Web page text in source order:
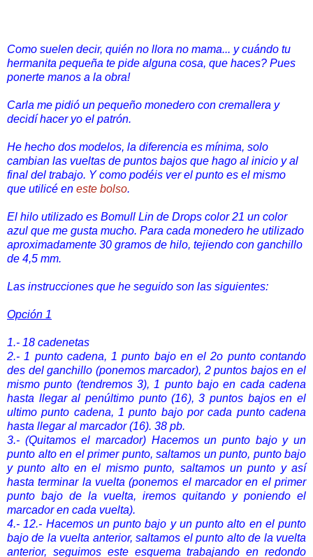
Como suelen decir, quién no llora no mama... y cuándo tu
hermanita pequeña te pide alguna cosa, que haces? Pues
ponerte manos a la obra!
Carla me pidió un pequeño monedero con cremallera y
decidí hacer yo el patrón.
He hecho dos modelos, la diferencia es mínima, solo
cambian las vueltas de puntos bajos que hago al inicio y al
final del trabajo. Y como podéis ver el punto es el mismo
que utilicé en este bolso.
El hilo utilizado es Bomull Lin de Drops color 21 un color
azul que me gusta mucho. Para cada monedero he utilizado
aproximadamente 30 gramos de hilo, tejiendo con ganchillo
de 4,5 mm.
Las instrucciones que he seguido son las siguientes:
Opción 1
1.- 18 cadenetas
2.- 1 punto cadena, 1 punto bajo en el 2o punto contando
des del ganchillo (ponemos marcador), 2 puntos bajos en el
mismo punto (tendremos 3), 1 punto bajo en cada cadena
hasta llegar al penúltimo punto (16), 3 puntos bajos en el
ultimo punto cadena, 1 punto bajo por cada punto cadena
hasta llegar al marcador (16). 38 pb.
3.- (Quitamos el marcador) Hacemos un punto bajo y un
punto alto en el primer punto, saltamos un punto, punto bajo
y punto alto en el mismo punto, saltamos un punto y así
hasta terminar la vuelta (ponemos el marcador en el primer
punto bajo de la vuelta, iremos quitando y poniendo el
marcador en cada vuelta).
4.- 12.- Hacemos un punto bajo y un punto alto en el punto
bajo de la vuelta anterior, saltamos el punto alto de la vuelta
anterior, seguimos este esquema trabajando en redondo